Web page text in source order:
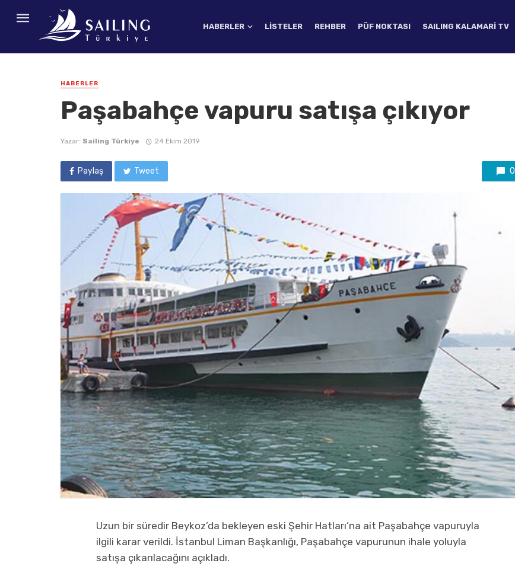
HABERLER LISTELER REHBER PÜF NOKTASI SAILING KALAMARI TV
HABERLER
Paşabahçe vapuru satışa çıkıyor
Yazar: Sailing Türkiye 24 Ekim 2019
Paylaş Tweet 0
Uzun bir süredir Beykoz’da bekleyen eski Şehir Hatları’na ait Paşabahçe vapuruyla
ilgili karar verildi. İstanbul Liman Başkanlığı, Paşabahçe vapurunun ihale yoluyla
satışa çıkarılacağını açıkladı.